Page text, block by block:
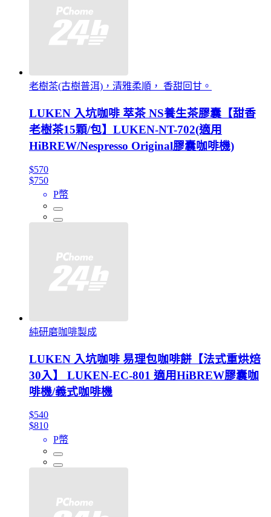
老樹茶(古樹普洱)，清雅柔順， 香甜回甘。
LUKEN 入坑咖啡 萃茶 NS養生茶膠囊【甜香
老樹茶15顆/包】LUKEN-NT-702(適用
HiBREW/Nespresso Original膠囊咖啡機)
$570
$750
P幣
純研磨咖啡製成
LUKEN 入坑咖啡 易理包咖啡餅【法式重烘焙
30入】 LUKEN-EC-801 適用HiBREW膠囊咖
啡機/義式咖啡機
$540
$810
P幣